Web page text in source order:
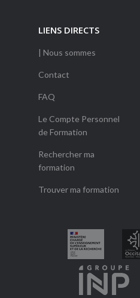
LIENS DIRECTS
| Nous sommes
Contact
FAQ
Le Compte Personnel
de Formation
Rechercher ma
formation
Trouver ma formation